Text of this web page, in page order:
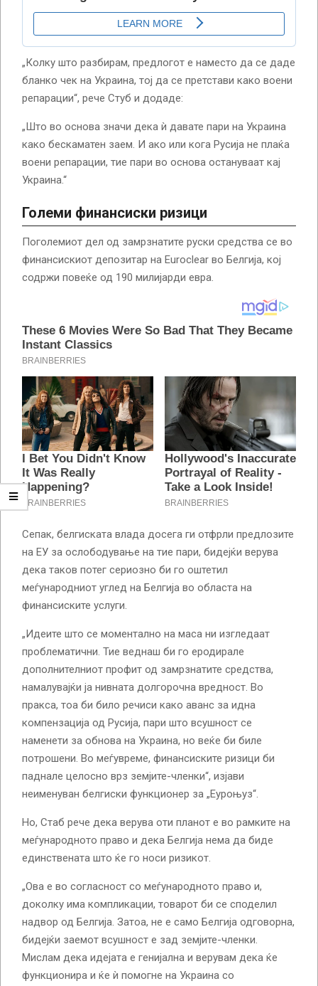
„Колку што разбирам, предлогот е наместо да се даде
бланко чек на Украина, тој да се претстави како воени
репарации“, рече Стуб и додаде:
„Што во основа значи дека ѝ давате пари на Украина
како бескаматен заем. И ако или кога Русија не плаќа
воени репарации, тие пари во основа остануваат кај
Украина.“
Големи финансиски ризици
Поголемиот дел од замрзнатите руски средства се во
финансискиот депозитар на Euroclear во Белгија, кој
содржи повеќе од 190 милијарди евра.
Сепак, белгиската влада досега ги отфрли предлозите
на ЕУ за ослободување на тие пари, бидејќи верува
дека таков потег сериозно би го оштетил
меѓународниот углед на Белгија во областа на
финансиските услуги.
„Идеите што се моментално на маса ни изгледаат
проблематични. Тие веднаш би го еродирале
дополнителниот профит од замрзнатите средства,
намалувајќи ја нивната долгорочна вредност. Во
пракса, тоа би било речиси како аванс за идна
компензација од Русија, пари што всушност се
наменети за обнова на Украина, но веќе би биле
потрошени. Во меѓувреме, финансиските ризици би
паднале целосно врз земјите-членки“, изјави
неименуван белгиски функционер за „Еуроњуз“.
Но, Стаб рече дека верува оти планот е во рамките на
меѓународното право и дека Белгија нема да биде
единствената што ќе го носи ризикот.
„Ова е во согласност со меѓународното право и,
доколку има компликации, товарот би се споделил
надвор од Белгија. Затоа, не е само Белгија одговорна,
бидејќи заемот всушност е зад земјите-членки.
Мислам дека идејата е генијална и верувам дека ќе
функционира и ќе ѝ помогне на Украина со